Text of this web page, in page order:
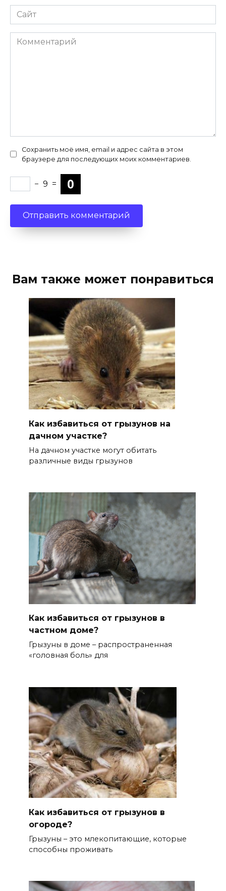
Сайт
Комментарий
Сохранить моё имя, email и адрес сайта в этом
браузере для последующих моих комментариев.
− 9 =
Вам также может понравиться
Как избавиться от грызунов на
дачном участке?
На дачном участке могут обитать
различные виды грызунов
Как избавиться от грызунов в
частном доме?
Грызуны в доме – распространенная
«головная боль» для
Как избавиться от грызунов в
огороде?
Грызуны – это млекопитающие, которые
способны проживать